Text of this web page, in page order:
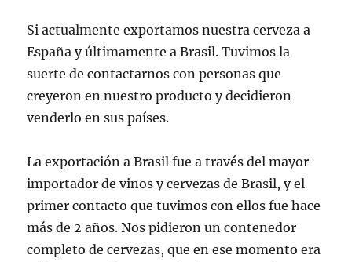
Si actualmente exportamos nuestra cerveza a
España y últimamente a Brasil. Tuvimos la
suerte de contactarnos con personas que
creyeron en nuestro producto y decidieron
venderlo en sus países.
La exportación a Brasil fue a través del mayor
importador de vinos y cervezas de Brasil, y el
primer contacto que tuvimos con ellos fue hace
más de 2 años. Nos pidieron un contenedor
completo de cervezas, que en ese momento era